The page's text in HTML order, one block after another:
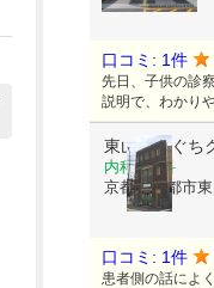
口コミ: 1件
先日、子供の診
説明で、わかり
東山かわぐち
内科, 外科
京都府京都市
口コミ: 1件
患者側の話によ